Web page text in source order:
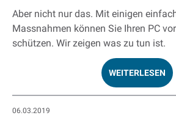
Aber nicht nur das. Mit einigen
Massnahmen können Sie Ihren PC
schützen. Wir zeigen was zu tun ist.
WEITERLESEN
06.03.2019